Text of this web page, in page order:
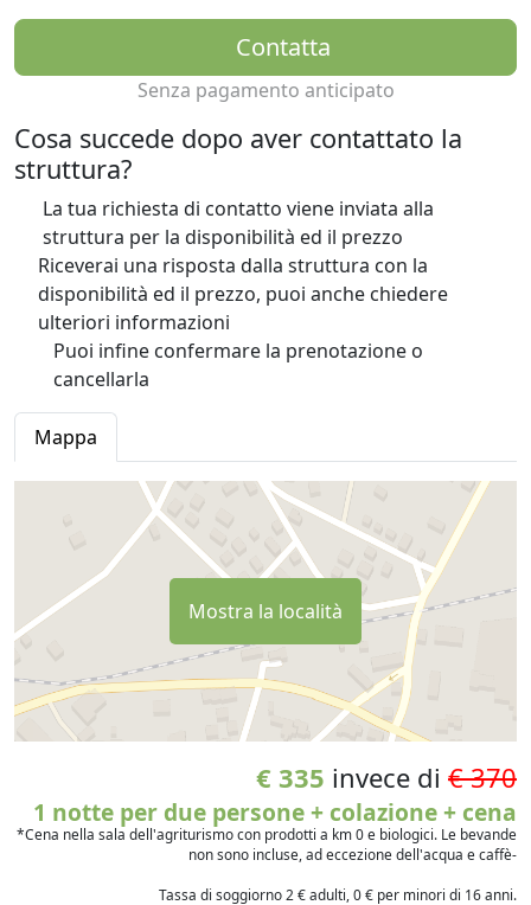
Contatta
Senza pagamento anticipato
Cosa succede dopo aver contattato la
struttura?
La tua richiesta di contatto viene inviata alla
struttura per la disponibilità ed il prezzo
Riceverai una risposta dalla struttura con la
disponibilità ed il prezzo, puoi anche chiedere
ulteriori informazioni
Puoi infine confermare la prenotazione o
cancellarla
Mappa
Mostra la località
€ 335 invece di € 370
1 notte per due persone + colazione + cena
*Cena nella sala dell'agriturismo con prodotti a km 0 e biologici. Le bevande
non sono incluse, ad eccezione dell'acqua e caffè-
Tassa di soggiorno 2 € adulti, 0 € per minori di 16 anni.